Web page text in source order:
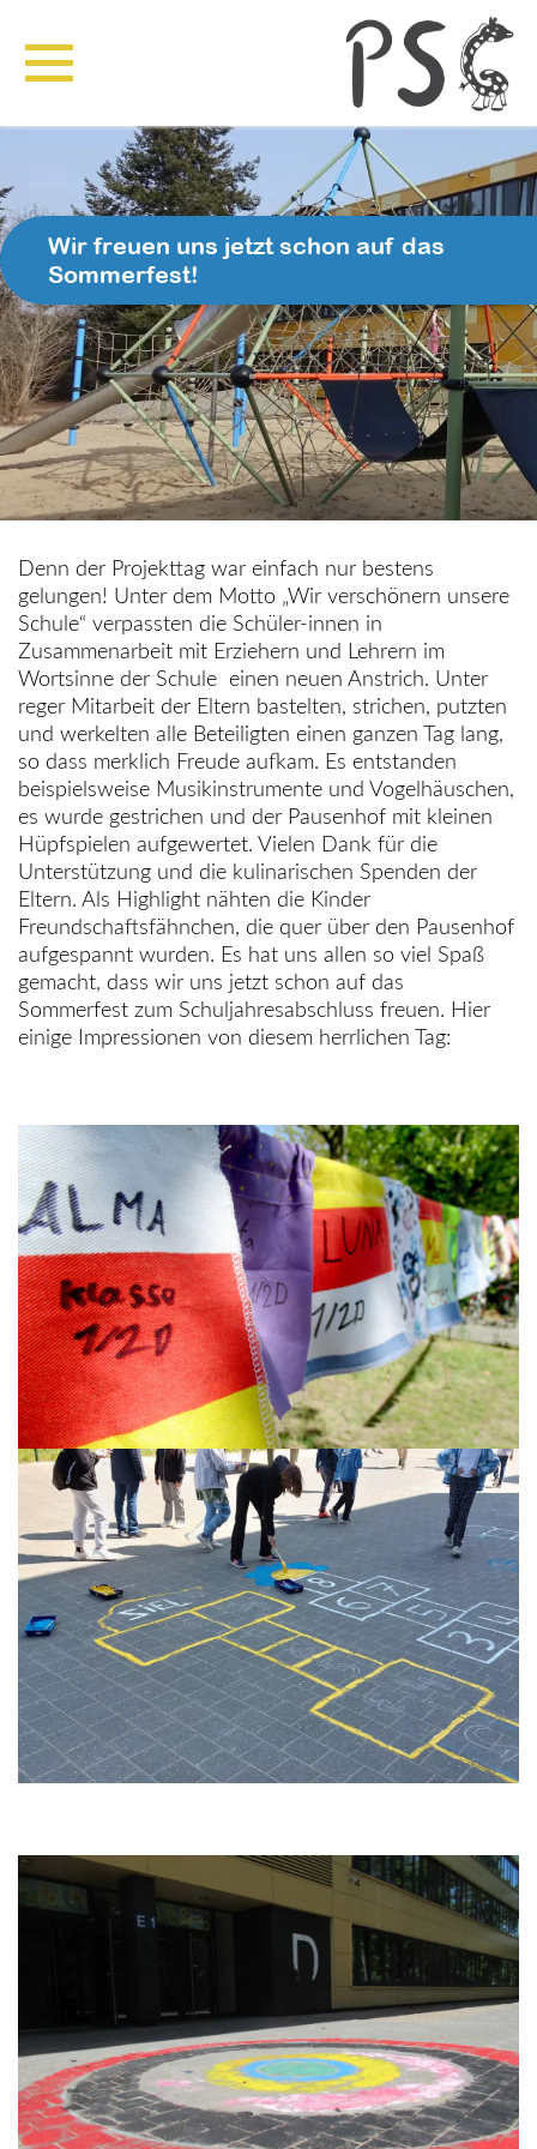
Wir freuen uns jetzt schon auf das
Sommerfest!
Denn der Projekttag war einfach nur bestens
gelungen! Unter dem Motto „Wir verschönern unsere
Schule“ verpassten die Schüler-innen in
Zusammenarbeit mit Erziehern und Lehrern im
Wortsinne der Schule einen neuen Anstrich. Unter
reger Mitarbeit der Eltern bastelten, strichen, putzten
und werkelten alle Beteiligten einen ganzen Tag lang,
so dass merklich Freude aufkam. Es entstanden
beispielsweise Musikinstrumente und Vogelhäuschen,
es wurde gestrichen und der Pausenhof mit kleinen
Hüpfspielen aufgewertet. Vielen Dank für die
Unterstützung und die kulinarischen Spenden der
Eltern. Als Highlight nähten die Kinder
Freundschaftsfähnchen, die quer über den Pausenhof
aufgespannt wurden. Es hat uns allen so viel Spaß
gemacht, dass wir uns jetzt schon auf das
Sommerfest zum Schuljahresabschluss freuen. Hier
einige Impressionen von diesem herrlichen Tag: